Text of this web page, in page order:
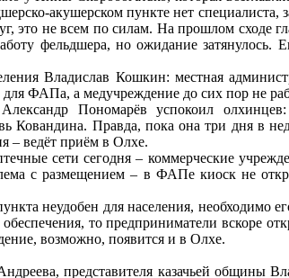
акушерском пункте нет
это не всем по силам. На прошлом сходе
фельдшера, но ожидание затянулось.
Владислав Кошкин: местная
ФАПа, а медучреждение до сих пор не
Пономарёв успокоил
Ковандина. Правда, пока она три дня в
– ведёт приём в Олхе.
сети сегодня – коммерческие
с размещением – в ФАПе киоск не
неудобен для населения, необходимо
обеспечения, то предприниматели вскоре
возможно, появится и в Олхе.
представителя казачьей общины